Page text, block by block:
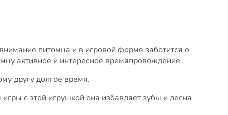
питомца и в игровой форме заботится о
активное и интересное времяпровождение.
другу долгое время.
с этой игрушкой она избавляет зубы и десна